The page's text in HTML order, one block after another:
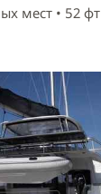
мест • 52 фт